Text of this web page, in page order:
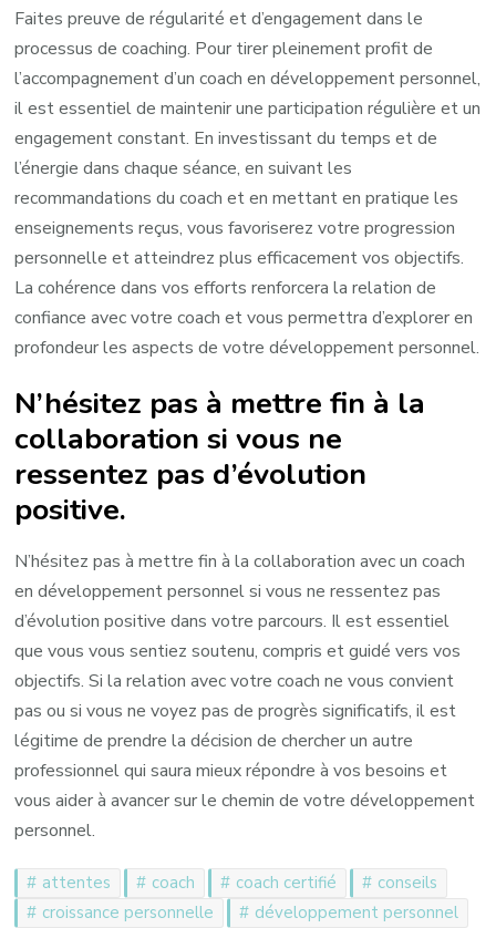
Faites preuve de régularité et d’engagement dans le
processus de coaching. Pour tirer pleinement profit de
l’accompagnement d’un coach en développement personnel,
il est essentiel de maintenir une participation régulière et un
engagement constant. En investissant du temps et de
l’énergie dans chaque séance, en suivant les
recommandations du coach et en mettant en pratique les
enseignements reçus, vous favoriserez votre progression
personnelle et atteindrez plus efficacement vos objectifs.
La cohérence dans vos efforts renforcera la relation de
confiance avec votre coach et vous permettra d’explorer en
profondeur les aspects de votre développement personnel.
N’hésitez pas à mettre fin à la
collaboration si vous ne
ressentez pas d’évolution
positive.
N’hésitez pas à mettre fin à la collaboration avec un coach
en développement personnel si vous ne ressentez pas
d’évolution positive dans votre parcours. Il est essentiel
que vous vous sentiez soutenu, compris et guidé vers vos
objectifs. Si la relation avec votre coach ne vous convient
pas ou si vous ne voyez pas de progrès significatifs, il est
légitime de prendre la décision de chercher un autre
professionnel qui saura mieux répondre à vos besoins et
vous aider à avancer sur le chemin de votre développement
personnel.
attentes coach coach certifié
conseils
croissance personnelle
développement personnel